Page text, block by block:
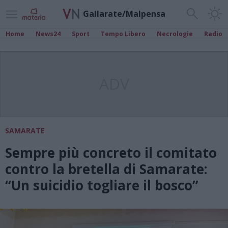
Gallarate/Malpensa
Home News24 Sport Tempo Libero Necrologie Radio
SAMARATE
Sempre più concreto il comitato
contro la bretella di Samarate:
“Un suicidio togliare il bosco”